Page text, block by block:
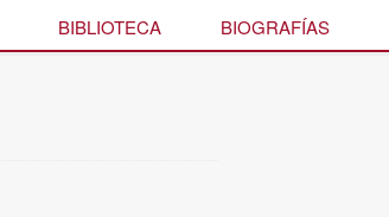
BIBLIOTECA BIOGRAFÍAS